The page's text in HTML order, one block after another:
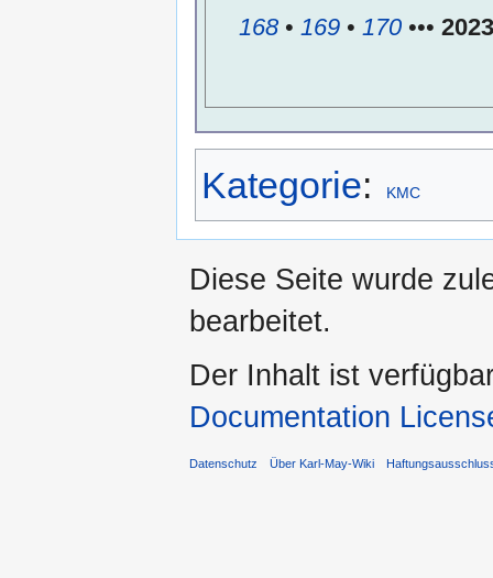
168• 169• 170••• 2023
Kategorie: KMC
Diese Seite wurde
bearbeitet.
Der Inhalt ist
Documentation
Datenschutz Über Karl-May-Wiki